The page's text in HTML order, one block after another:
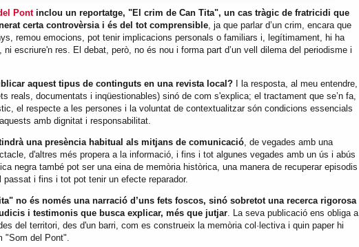
Pontinclou un reportatge, "El crim de Can Tita", un cas tràgic de fratricidi que
certa controvèrsia i és del tot comprensible , ja que parlar d’un crim, encara que
remou emocions, pot tenir implicacions personals o familiars i, legítimament, hi ha
escriure'n res. El debat, però, no és nou i forma part d’un vell dilema del periodisme i
aquest tipus de continguts en una revista local? I la resposta, al meu entendre,
reals, documentats i inqüestionables) sinó de com s'explica; el tractament que se’n fa,
el respecte a les persones i la voluntat de contextualitzar són condicions essencials
amb dignitat i responsabilitat.
una presència habitual als mitjans de comunicació , de vegades amb una
d'altres més propera a la informació, i fins i tot algunes vegades amb un ús i abús
negra també pot ser una eina de memòria històrica, una manera de recuperar episodis
i fins i tot pot tenir un efecte reparador.
no és només una narració d’uns fets foscos, sinó sobretot una recerca rigorosa
i testimonis que busca explicar, més que jutjar . La seva publicació ens obliga a
del territori, des d'un barri, com es construeix la memòria col·lectiva i quin paper hi
"Som del Pont".